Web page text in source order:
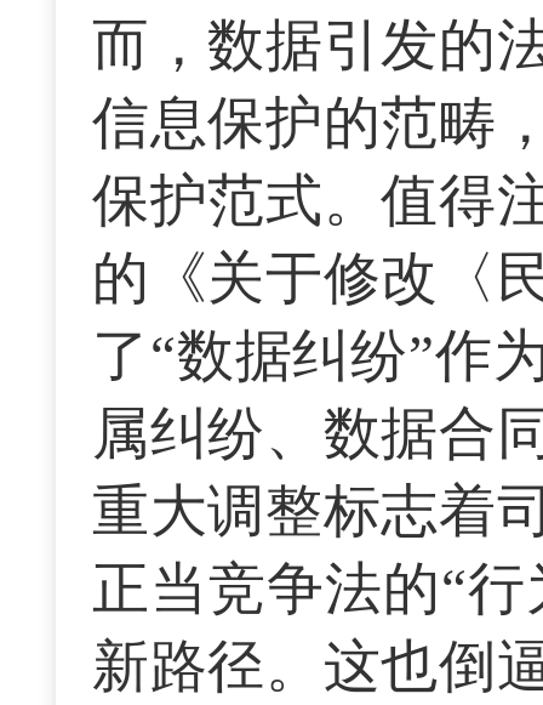
而，数据引发的
信息保护的范畴
保护范式。值得
的《关于修改〈
了“数据纠纷”作
属纠纷、数据合
重大调整标志着
正当竞争法的“
新路径。这也倒